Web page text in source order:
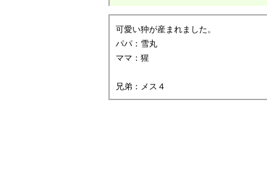
可愛い狆が産まれました。
パパ：雪丸
ママ：猩
兄弟：メス４